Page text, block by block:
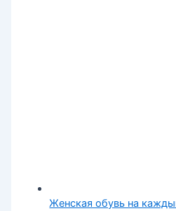
Женская обувь на